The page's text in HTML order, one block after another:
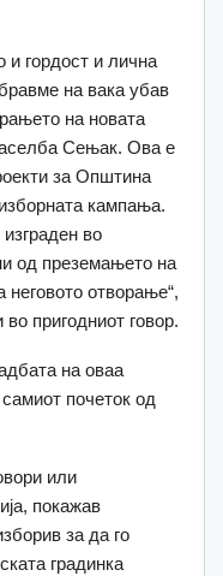
и гордост и лична
на вака убав
на новата
Сењак. Ова е
за Општина
кампања.
во
од преземањето на
неговото отворање“,
пригодниот говор.
на оваа
почеток од
или
покажав
за да го
градинка